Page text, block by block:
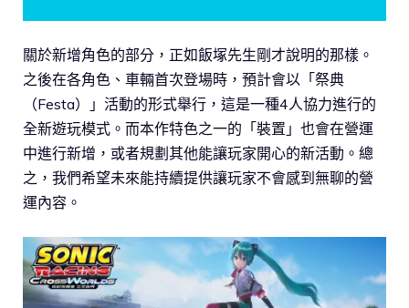
關於新增角色的部分，正如飯塚先生剛才說明的那樣。
之後在各角色、車輛首次登場時，預計會以「祭典
（Festa）」活動的形式舉行，這是一種4人協力進行的
全新遊玩模式。而本作特色之一的「裝置」也會在營運
中進行新增，或者規劃其他能讓玩家開心的新活動。總
之，我們希望未來能持續提供讓玩家不會感到無聊的營
運內容。